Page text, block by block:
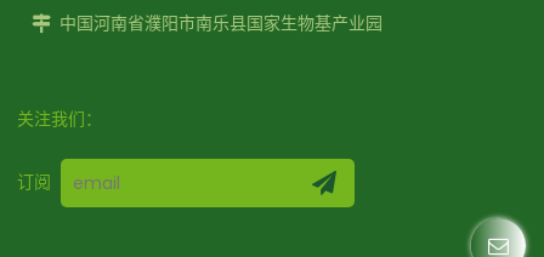
中国河南省濮阳市南乐县国家生物基产业园
关注我们：
订阅